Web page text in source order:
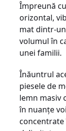
Împreună
orizontal,
mat dintr-
volumul în
unei familii.
Înăuntrul
piesele de
lemn masiv
în nuanţe